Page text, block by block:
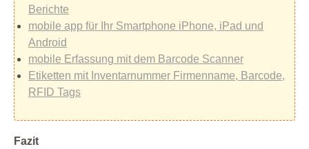
Berichte
mobile app für Ihr Smartphone iPhone, iPad und
Android
mobile Erfassung mit dem Barcode Scanner
Etiketten mit Inventarnummer Firmenname, Barcode,
RFID Tags
Fazit